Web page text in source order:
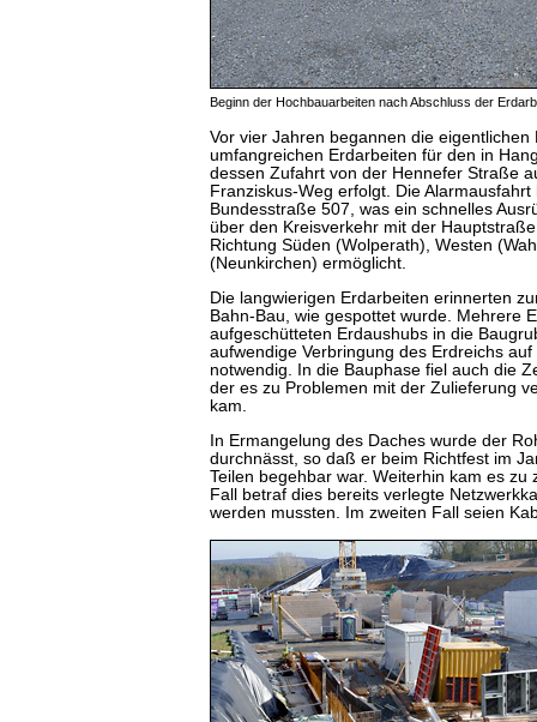
Beginn der Hochbauarbeiten nach Abschluss der
Vor vier Jahren begannen die eigentlichen
umfangreichen Erdarbeiten für den in
dessen Zufahrt von der Hennefer Straße
Franziskus-Weg erfolgt. Die Alarmausfahrt
Bundesstraße 507, was ein schnelles
über den Kreisverkehr mit der
Richtung Süden (Wolperath), Westen
(Neunkirchen) ermöglicht.
Die langwierigen Erdarbeiten erinnerten
Bahn-Bau, wie gespottet wurde. Mehrere
aufgeschütteten Erdaushubs in die
aufwendige Verbringung des Erdreichs
notwendig. In die Bauphase fiel auch die
der es zu Problemen mit der Zulieferung
kam.
In Ermangelung des Daches wurde der
durchnässt, so daß er beim Richtfest im
Teilen begehbar war. Weiterhin kam es zu
Fall betraf dies bereits verlegte
werden mussten. Im zweiten Fall seien